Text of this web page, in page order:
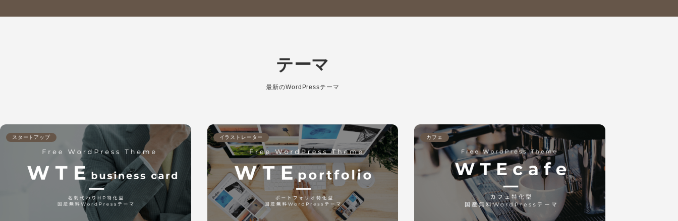
テーマ
最新のWordPressテーマ
スタートアップ イラストレーター カフェ